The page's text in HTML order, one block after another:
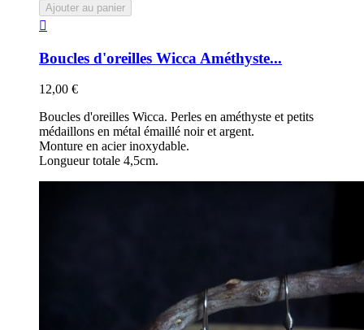
Ajouter au panier

Boucles d'oreilles Wicca Améthyste...
12,00 €
Boucles d'oreilles Wicca. Perles en améthyste et petits
médaillons en métal émaillé noir et argent.
Monture en acier inoxydable.
Longueur totale 4,5cm.